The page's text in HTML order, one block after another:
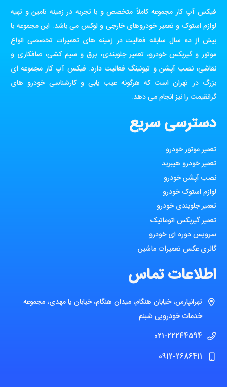
فیکس آپ کار مجموعه کاملاً متخصص و با تجربه در زمینه تامین و تهیه
لوازم استوک و تعمیر خودروهای خارجی و لوکس می باشد. این مجموعه با
بیش از ده سال سابقه فعالیت در زمینه های تعمیرات تخصصی انواع
موتور و گیربکس خودرو، تعمیر جلوبندی، برق و سیم کشی، صافکاری و
نقاشی، نصب آپشن و تیونینگ فعالیت دارد. فیکس آپ کار مجموعه ای
بزرگ در تهران است که هرگونه عیب یابی و کارشناسی خودرو های
گرانقیمت را نیز انجام می دهد.
دسترسی سریع
تعمیر موتور خودرو
تعمیر خودرو هیبرید
نصب آپشن خودرو
لوازم استوک خودرو
تعمیر جلوبندی خودرو
تعمیر گیربکس اتوماتیک
سرویس دوره ای خودرو
گالری عکس تعمیرات ماشین
اطلاعات تماس
تهرانپارس، خیابان هنگام، میدان هنگام، خیابان یا مهدی، مجموعه
خدمات خودرویی شبنم
021-22244594
0912-2686411